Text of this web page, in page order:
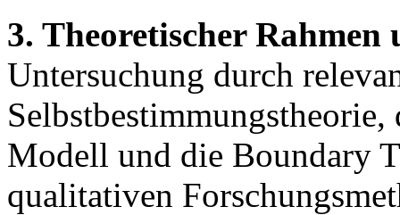
3. Theoretischer
Untersuchung durch
Selbstbestimmungstheorie,
Modell und die Boundary
qualitativen